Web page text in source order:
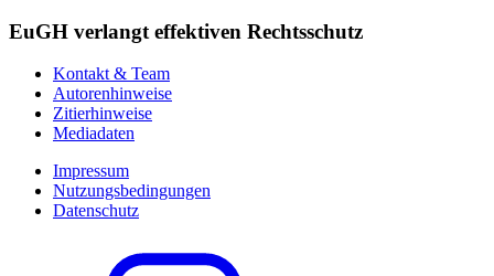
EuGH verlangt effektiven Rechtsschutz
Kontakt & Team
Autorenhinweise
Zitierhinweise
Mediadaten
Impressum
Nutzungsbedingungen
Datenschutz